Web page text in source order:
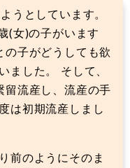
うとしています。
(女)の子がいます
子がどうしても欲
ました。 そして、
留流産し、流産の手
は初期流産しまし
前のようにそのま